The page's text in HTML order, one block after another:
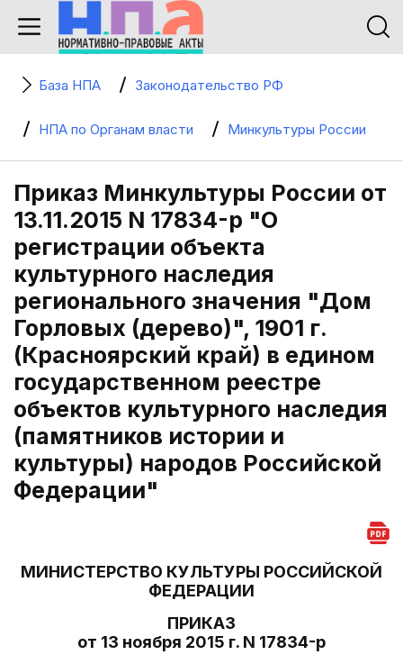
База НПА Законодательство РФ
НПА по Органам власти Минкультуры России
Приказ Минкультуры России от
13.11.2015 N 17834-р "О
регистрации объекта
культурного наследия
регионального значения "Дом
Горловых (дерево)", 1901 г.
(Красноярский край) в едином
государственном реестре
объектов культурного наследия
(памятников истории и
культуры) народов Российской
Федерации"
МИНИСТЕРСТВО КУЛЬТУРЫ РОССИЙСКОЙ
ФЕДЕРАЦИИ
ПРИКАЗ
от 13 ноября 2015 г. N 17834-р